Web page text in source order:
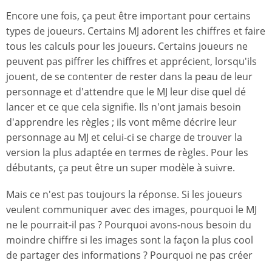
Encore une fois, ça peut être important pour certains
types de joueurs. Certains MJ adorent les chiffres et faire
tous les calculs pour les joueurs. Certains joueurs ne
peuvent pas piffrer les chiffres et apprécient, lorsqu'ils
jouent, de se contenter de rester dans la peau de leur
personnage et d'attendre que le MJ leur dise quel dé
lancer et ce que cela signifie. Ils n'ont jamais besoin
d'apprendre les règles ; ils vont même décrire leur
personnage au MJ et celui-ci se charge de trouver la
version la plus adaptée en termes de règles. Pour les
débutants, ça peut être un super modèle à suivre.
Mais ce n'est pas toujours la réponse. Si les joueurs
veulent communiquer avec des images, pourquoi le MJ
ne le pourrait-il pas ? Pourquoi avons-nous besoin du
moindre chiffre si les images sont la façon la plus cool
de partager des informations ? Pourquoi ne pas créer